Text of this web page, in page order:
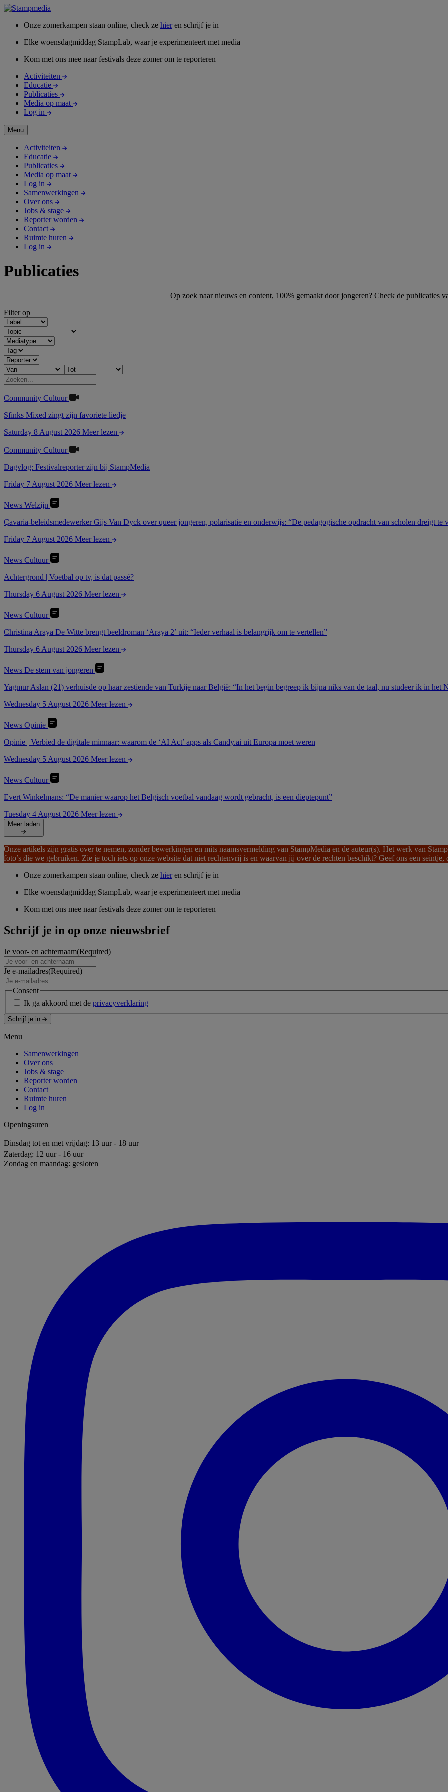
Onze zomerkampen staan online, check ze hieren schrijf je in
Elke woensdagmiddag StampLab, waar je experimenteert met media
Kom met ons mee naar festivals deze zomer om te reporteren
Activiteiten
Educatie
Publicaties
Media op maat
Log in
Menu
Activiteiten
Educatie
Publicaties
Media op maat
Log in
Samenwerkingen
Over ons
Jobs & stage
Reporter worden
Contact
Ruimte huren
Log in
Publicaties
Op zoek naar nieuws en content, 100% gemaakt door jongeren? Check de publicaties
Filter op
Community Cultuur
Sfinks Mixed zingt zijn favoriete liedje
Saturday 8 August 2026 Meer lezen
Community Cultuur
Dagvlog: Festivalreporter zijn bij StampMedia
Friday 7 August 2026 Meer lezen
News Welzijn
Çavaria-beleidsmedewerker Gijs Van Dyck over queer jongeren, polarisatie en onderwijs: “De pedagogische opdracht van scholen dreigt te
Friday 7 August 2026 Meer lezen
News Cultuur
Achtergrond | Voetbal op tv, is dat passé?
Thursday 6 August 2026 Meer lezen
News Cultuur
Christina Araya De Witte brengt beeldroman ‘Araya 2’ uit: “Ieder verhaal is belangrijk om te vertellen”
Thursday 6 August 2026 Meer lezen
News De stem van jongeren
Yagmur Aslan (21) verhuisde op haar zestiende van Turkije naar België: “In het begin begreep ik bijna niks van de taal, nu studeer ik in het
Wednesday 5 August 2026 Meer lezen
News Opinie
Opinie | Verbied de digitale minnaar: waarom de ‘AI Act’ apps als Candy.ai uit Europa moet weren
Wednesday 5 August 2026 Meer lezen
News Cultuur
Evert Winkelmans: “De manier waarop het Belgisch voetbal vandaag wordt gebracht, is een dieptepunt”
Tuesday 4 August 2026 Meer lezen
Meer laden
Onze artikels zijn gratis over te nemen, zonder bewerkingen en mits naamsvermelding van StampMedia en de auteur(s). Het werk van
foto’s die we gebruiken. Zie je toch iets op onze website dat niet rechtenvrij is en waarvan jij over de rechten beschikt? Geef ons een
Onze zomerkampen staan online, check ze hieren schrijf je in
Elke woensdagmiddag StampLab, waar je experimenteert met media
Kom met ons mee naar festivals deze zomer om te reporteren
Schrijf je in op onze nieuwsbrief
Je voor- en achternaam(Required)
Je e-mailadres(Required)
Consent
Ik ga akkoord met de privacyverklaring
Schrijf je in
Menu
Samenwerkingen
Over ons
Jobs & stage
Reporter worden
Contact
Ruimte huren
Log in
Openingsuren
Dinsdag tot en met vrijdag: 13 uur - 18 uur
Zaterdag: 12 uur - 16 uur
Zondag en maandag: gesloten